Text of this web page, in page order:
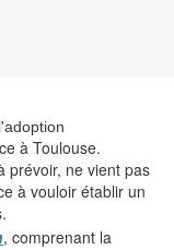
à Toulouse.
prévoir, ne vient pas
à vouloir établir un
, comprenant la